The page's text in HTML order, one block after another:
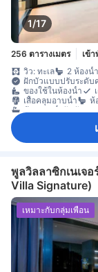
1/17
256 ตารางเมตร เข้
วิว: ทะเล
2 ห้องน้ำ
ฝักบัวแบบปรับระดับ
ของใช้ในห้องน้ำ
เสื้อคลุมอาบน้ำ
ห้
ห้องอาบน้ำฝักบัวแล
เตาเสียบปลั๊กไฟใกล้
ม่านทึบแสง
มุ้ง
แก้วไวน์
เครื่องช
โต๊ะรับประทานอาหา
โซฟา
โต๊ะทำงาน
พื้นไม้/ปาเกต์
ระเ
ห้องพักชั้นสูง
ห้อง
ราวตากผ้า
ห้อง
เตียงสำหรับเด็ก (เ
เข้าถึงได้โดยบันได
ตู้เซฟในห้องพัก
ถั
พูลวิลลาซิกเนเจ
Villa Signature)
เหมาะกับกลุ่มเพื่อน